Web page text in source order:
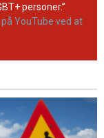
personer.”
YouTube ved at